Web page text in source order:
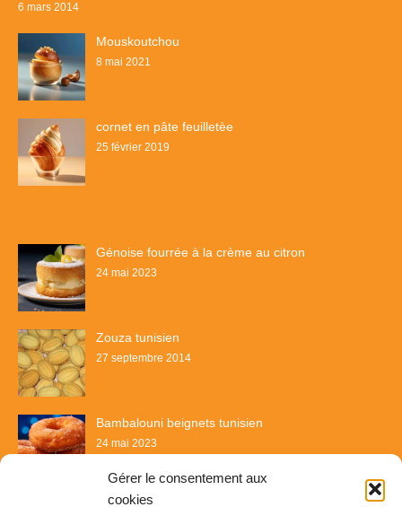
Gérer le consentement aux
cookies
6 mars 2014
Mouskoutchou
8 mai 2021
cornet en pâte feuilletèe
25 février 2019
Génoise fourrée à la crème au citron
24 mai 2023
Zouza tunisien
27 septembre 2014
Bambalouni beignets tunisien
24 mai 2023